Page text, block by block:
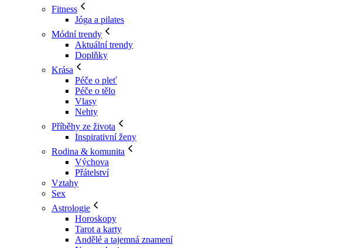
Fitness
Jóga a pilates
Módní trendy
Aktuální trendy
Doplňky
Krása
Péče o pleť
Péče o tělo
Vlasy
Nehty
Příběhy ze života
Inspirativní ženy
Rodina & komunita
Výchova
Přátelství
Vztahy
Sex
Astrologie
Horoskopy
Tarot a karty
Andělé a tajemná znamení